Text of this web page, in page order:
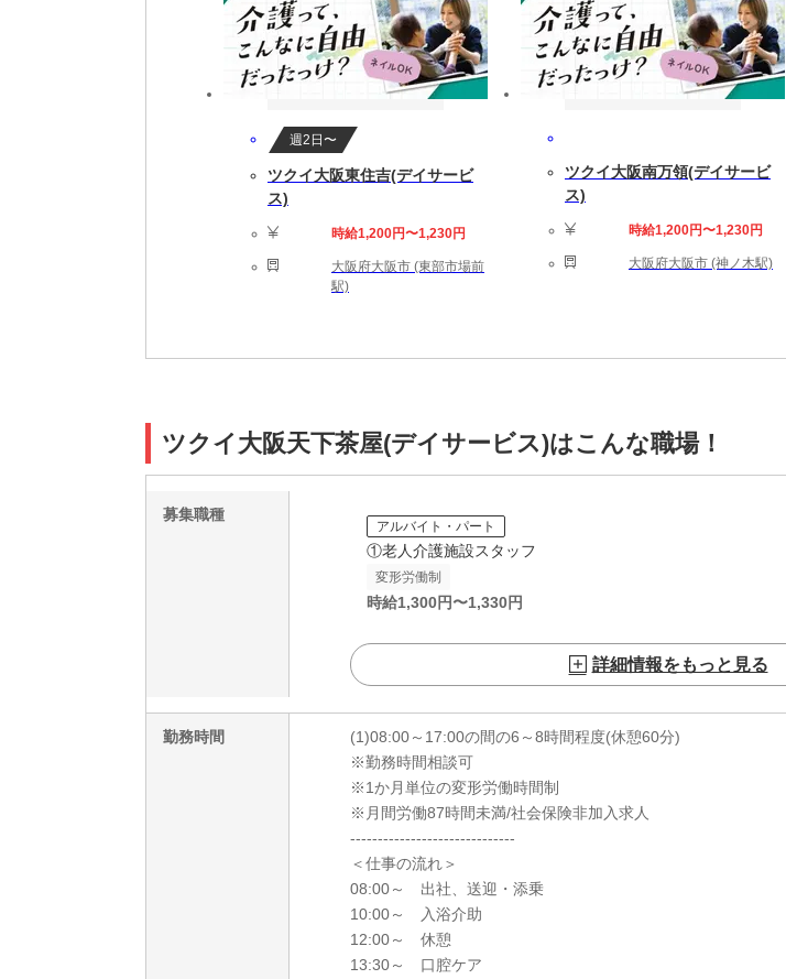
週2日〜
ツクイ大阪東住吉(デイサービ
ス)
時給1,200円〜1,230円
大阪府大阪市 (東部市場前
駅)
ツクイ大阪南万領(デイサービ
ス)
時給1,200円〜1,230円
大阪府大阪市 (神ノ木駅)
ツクイ大阪天下茶屋(デイサービス)はこんな職場！
募集職種
アルバイト・パート
①老人介護施設スタッフ
変形労働制
時給1,300円〜1,330円
詳細情報をもっと見る
勤務時間
(1)08:00～17:00の間の6～8時間程度(休憩60分)
※勤務時間相談可
※1か月単位の変形労働時間制
※月間労働87時間未満/社会保険非加入求人
------------------------------
＜仕事の流れ＞
08:00～ 出社、送迎・添乗
10:00～ 入浴介助
12:00～ 休憩
13:30～ 口腔ケア